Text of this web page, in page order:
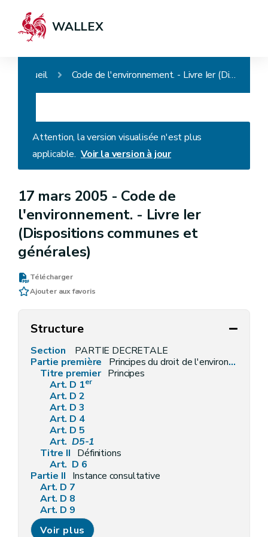
WALLEX
Accueil Code de l'environnement. - Livre Ier (Dispositions communes et générales)
Attention, la version visualisée n'est plus
applicable. Voir la version à jour
17 mars 2005 - Code de
l'environnement. - Livre Ier
(Dispositions communes et
générales)
Télécharger
Ajouter aux favoris
Structure
Section
PARTIE DECRETALE
Partie première
Principes du droit de l'environnement et définitions générales
Titre premier Principes
Art. D 1er
Art. D 2
Art. D 3
Art. D 4
Art. D 5
Art. D5-1
Titre II Définitions
Art. D 6
Partie II Instance consultative
Art. D 7
Art. D 8
Art. D 9
Partie III Information et sensibilisation en matière d'environnement
Titre premier
Voir plus